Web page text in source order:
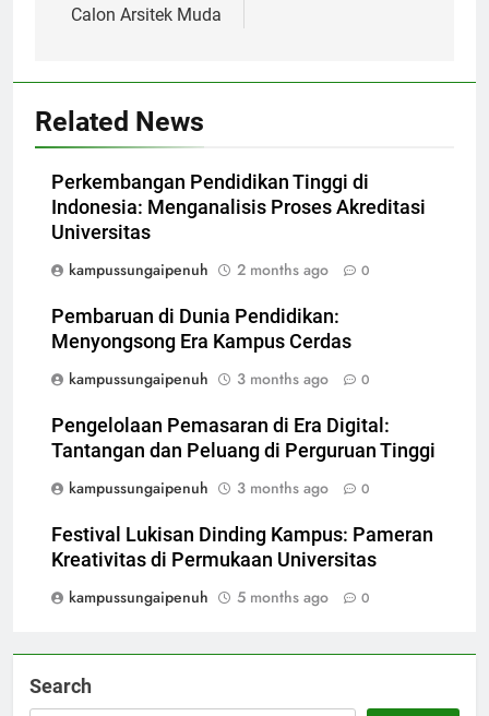
Calon Arsitek Muda
Related News
Perkembangan Pendidikan Tinggi di
Indonesia: Menganalisis Proses Akreditasi
Universitas
kampussungaipenuh
2 months ago 0
Pembaruan di Dunia Pendidikan:
Menyongsong Era Kampus Cerdas
kampussungaipenuh
3 months ago 0
Pengelolaan Pemasaran di Era Digital:
Tantangan dan Peluang di Perguruan Tinggi
kampussungaipenuh
3 months ago 0
Festival Lukisan Dinding Kampus: Pameran
Kreativitas di Permukaan Universitas
kampussungaipenuh
5 months ago 0
Search